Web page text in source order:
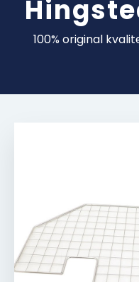
100% original